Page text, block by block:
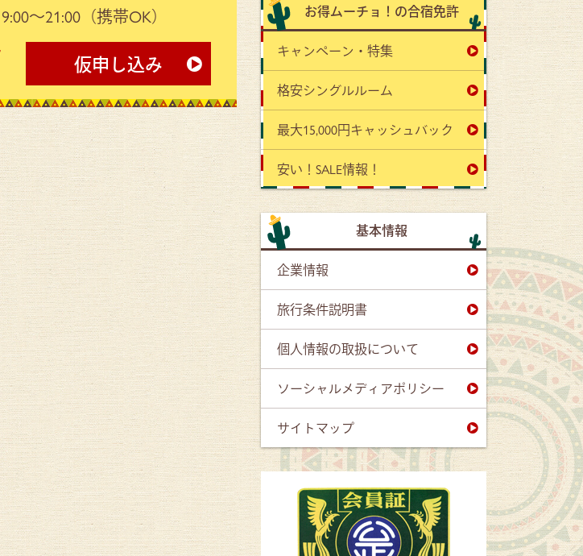
～21:00 （携帯OK）
仮申し込み
お得ムーチョ！の合宿免許
キャンペーン・特集
格安シングルルーム
最大15,000円キャッシュバック
安い！SALE情報！
基本情報
企業情報
旅行条件説明書
個人情報の取扱について
ソーシャルメディアポリシー
サイトマップ